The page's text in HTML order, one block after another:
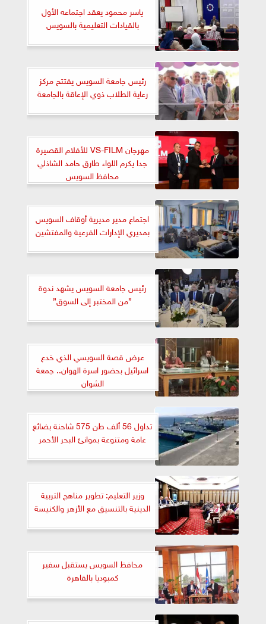
ياسر محمود يعقد اجتماعه الأول
بالقيادات التعليمية بالسويس
رئيس جامعة السويس يفتتح مركز
رعاية الطلاب ذوي الإعاقة بالجامعة
مهرجان VS-FILM للأفلام القصيرة
جدا يكرم اللواء طارق حامد الشاذلي
محافظ السويس
اجتماع مدير مديرية أوقاف السويس
بمديري الإدارات الفرعية والمفتشين
رئيس جامعة السويس يشهد ندوة
”من المختبر إلى السوق”
عرض قصة السويسي الذي خدع
اسرائيل بحضور اسرة الهوان.. جمعة
الشوان
تداول 56 ألف طن 575 شاحنة بضائع
عامة ومتنوعة بموانئ البحر الأحمر
وزير التعليم: تطوير مناهج التربية
الدينية بالتنسيق مع الأزهر والكنيسة
محافظ السويس يستقبل سفير
كمبوديا بالقاهرة